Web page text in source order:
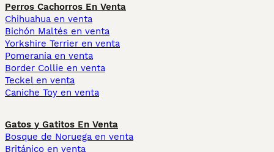
Perros Cachorros En Venta
Chihuahua en venta
Bichón Maltés en venta
Yorkshire Terrier en venta
Pomerania en venta
Border Collie en venta
Teckel en venta
Caniche Toy en venta
Gatos y Gatitos En Venta
Bosque de Noruega en venta
Británico en venta